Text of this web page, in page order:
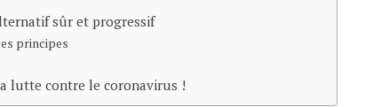
sûr et progressif
principes
lutte contre le coronavirus !